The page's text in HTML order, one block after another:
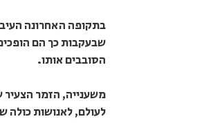
בתקופה האחרונה
שבעקבות כך הם
הסובבים אותו.
משענייה, הזמר הצעיר
לעולם, לאנושות